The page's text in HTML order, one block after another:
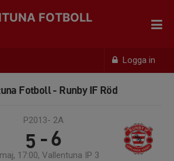
Logga in
FOTBOLL
Fotboll - Runby IF Röd
P2013- 2A
5 - 6
17:00, Vallentuna IP 3